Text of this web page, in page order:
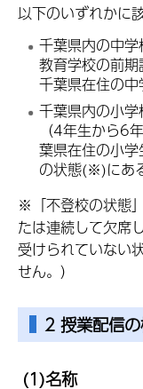
以下のいずれかに
千葉県内の中
教育学校の前
千葉県在住の
千葉県内の小
（4年生から6
葉県在住の小
の状態(※)にあ
※「不登校の状態
たは連続して欠席
受けられていない
せん。）
2 授業配信
(1)名称